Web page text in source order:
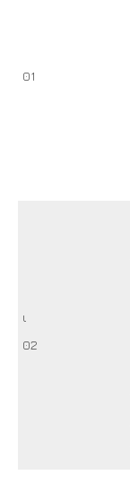
01
ι
02